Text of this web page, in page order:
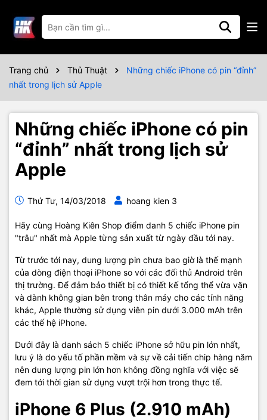
Trang chủ Thủ Thuật
Những chiếc iPhone có pin “đỉnh”
nhất trong lịch sử Apple
Những chiếc iPhone có pin
“đỉnh” nhất trong lịch sử
Apple
Thứ Tư, 14/03/2018 hoang kien 3
Hãy cùng Hoàng Kiên Shop điểm danh 5 chiếc iPhone pin
"trâu" nhất mà Apple từng sản xuất từ ngày đầu tới nay.
Từ trước tới nay, dung lượng pin chưa bao giờ là thế mạnh
của dòng điện thoại iPhone so với các đối thủ Android trên
thị trường. Để đảm bảo thiết bị có thiết kế tổng thể vừa vặn
và dành không gian bên trong thân máy cho các tính năng
khác, Apple thường sử dụng viên pin dưới 3.000 mAh trên
các thế hệ iPhone.
Dưới đây là danh sách 5 chiếc iPhone sở hữu pin lớn nhất,
lưu ý là do yếu tố phần mềm và sự về cải tiến chip hàng năm
nên dung lượng pin lớn hơn không đồng nghĩa với việc sẽ
đem tới thời gian sử dụng vượt trội hơn trong thực tế.
iPhone 6 Plus (2.910 mAh)